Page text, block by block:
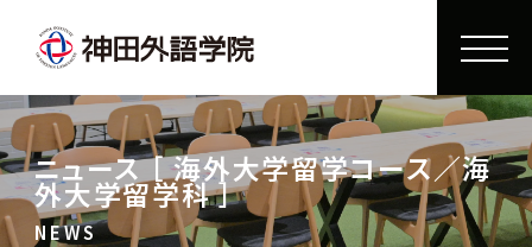
ニュース ［ 海外大学留学コース／海
外大学留学科 ］
NEWS